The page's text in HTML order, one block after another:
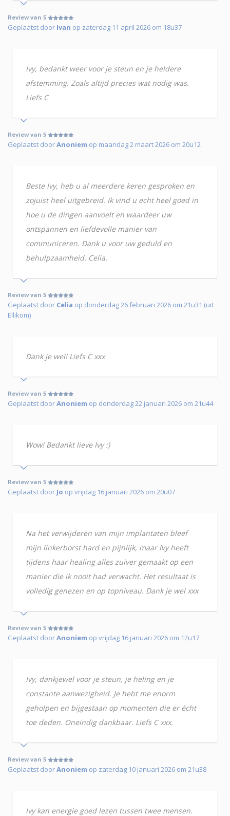
Review van 5
Geplaatst door Ivan op zaterdag 11 april 2026 om 18u37
Ivy, bedankt weer voor je steun en je heldere
afstemming. Zoals altijd precies wat nodig was.
Liefs C
Review van 5
Geplaatst doorAnoniem op maandag 2 maart 2026 om 20u12
Beste Ivy, heb u al meerdere keren gesproken en
zojuist heel uitgebreid. Ik vind u echt heel goed in
hoe u de dingen aanvoelt en waardeer uw
ontspannen en liefdevolle manier van
communiceren. Dank u voor uw geduld en
behulpzaamheid. Celia.
Review van 5
Geplaatst door Celia op donderdag 26 februari 2026 om 21u31 (uit
Ellikom)
Dank je wel! Liefs C xxx
Review van 5
Geplaatst doorAnoniem op donderdag 22 januari 2026 om 21u44
Wow! Bedankt lieve Ivy :)
Review van 5
Geplaatst door Jo op vrijdag 16 januari 2026 om 20u07
Na het verwijderen van mijn implantaten bleef
mijn linkerborst hard en pijnlijk, maar Ivy heeft
tijdens haar healing alles zuiver gemaakt op een
manier die ik nooit had verwacht. Het resultaat is
volledig genezen en op topniveau. Dank je wel xxx
Review van 5
Geplaatst doorAnoniem op vrijdag 16 januari 2026 om 12u17
Ivy, dankjewel voor je steun, je heling en je
constante aanwezigheid. Je hebt me enorm
geholpen en bijgestaan op momenten die er écht
toe deden. Oneindig dankbaar. Liefs C xxx.
Review van 5
Geplaatst doorAnoniem op zaterdag 10 januari 2026 om 21u38
Ivy kan energie goed lezen tussen twee mensen.